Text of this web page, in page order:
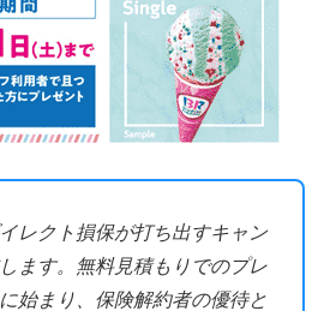
レクト損保が打ち出すキャン
ます。無料見積もりでのプレ
始まり、保険解約者の優待と